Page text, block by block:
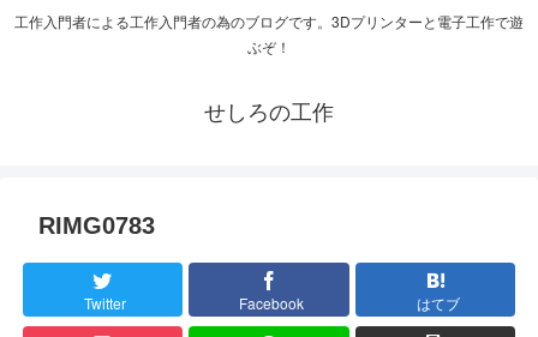
工作入門者による工作入門者の為のブログです。3Dプリンターと電子工作で遊
ぶぞ！
せしろの工作
RIMG0783
Twitter Facebook はてブ